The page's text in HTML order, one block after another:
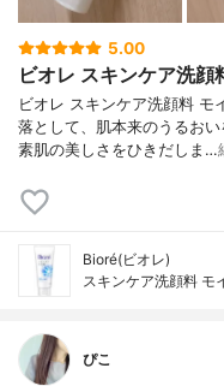
5.00
ビオレ スキンケア洗顔
ビオレ スキンケア洗顔料 モ
落として、肌本来のうるお
素肌の美しさをひきだしま…
Bioré(ビオレ)
スキンケア洗顔料 モ
ぴこ